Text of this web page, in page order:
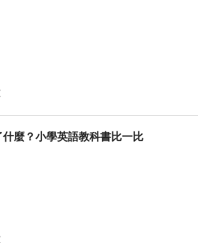
什麼？小學英語教科書比一比